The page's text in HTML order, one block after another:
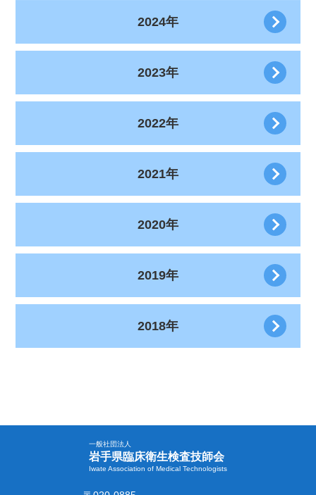
2024年
2023年
2022年
2021年
2020年
2019年
2018年
一般社団法人
岩手県臨床衛生検査技師会
Iwate Association of Medical Technologists